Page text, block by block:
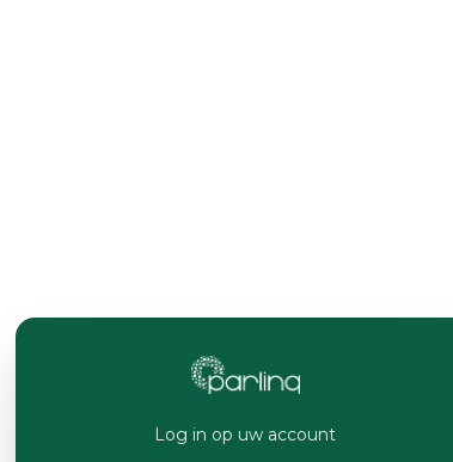
Log in op uw account